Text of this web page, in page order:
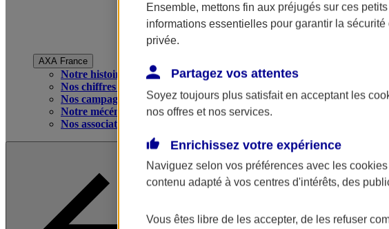
AXA France
Notre histoire
Nos chiffres clés
Nos campagnes publicitaires
Notre mécénat
Nos associations
Ensemble, mettons fin aux préjugés sur ces
informations essentielles pour garantir la
privée.
Partagez vos attentes
Soyez toujours plus satisfait en acceptant les
nos offres et nos services.
Enrichissez votre expérience
Naviguez selon vos préférences avec les
contenu adapté à vos centres d'intérêts, des
Vous êtes libre de les accepter, de les refuser